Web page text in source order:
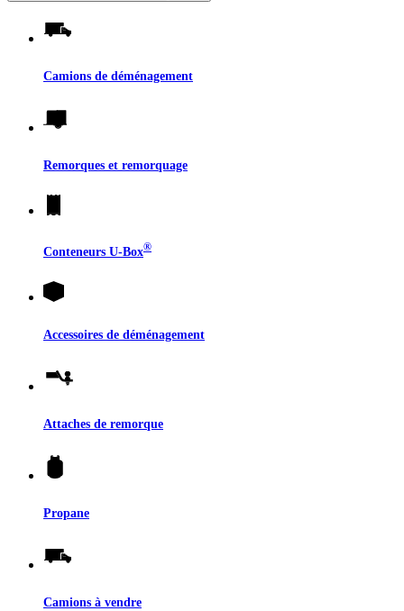
Camions de déménagement
Remorques et remorquage
Conteneurs U-Box®
Accessoires de déménagement
Attaches de remorque
Propane
Camions à vendre